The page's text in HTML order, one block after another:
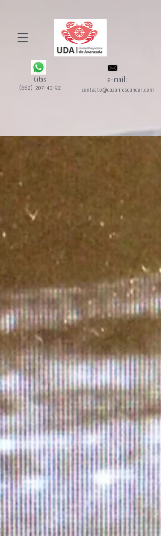
Citas
(662) 207-40-92
e-mail:
contacto@cazamoscancer.com